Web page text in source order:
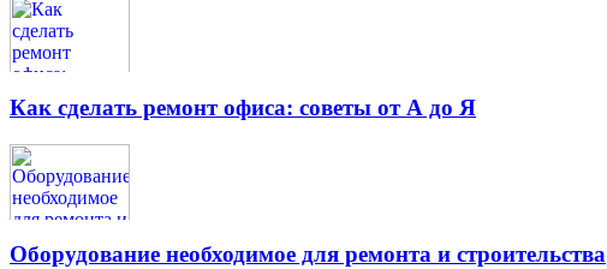
Как сделать ремонт офиса: советы от А до Я
Оборудование необходимое для ремонта и строительства